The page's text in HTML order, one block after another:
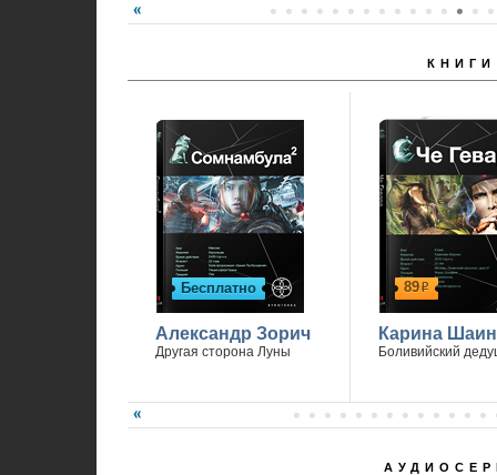
КНИГИ
Бесплатно
Александр Зорич
Другая сторона Луны
89р
Карина
Боливийский